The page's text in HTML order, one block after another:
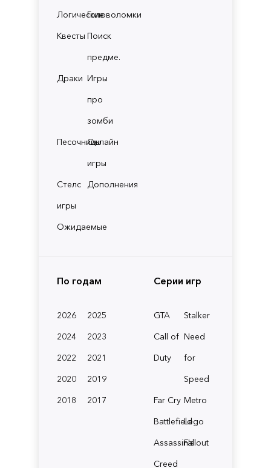
ЛогическиеГоловоломки
Квесты Поиск
предме.
Драки Игры
про
зомби
ПесочницыОнлайн
игры
Стелс
игры
Дополнения
Ожидаемые
По годам
2026
2025
2024
2023
2022
2021
2020
2019
2018
2017
Серии игр
GTA
Stalker
Call of
Duty
Need
for
Speed
Far Cry Metro
BattlefieldLego
Assassin's
Creed
Fallout